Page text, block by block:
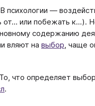
психологии —
от... или побежать к...).
содержанию
вляют на выбор, чаще
что определяет
.